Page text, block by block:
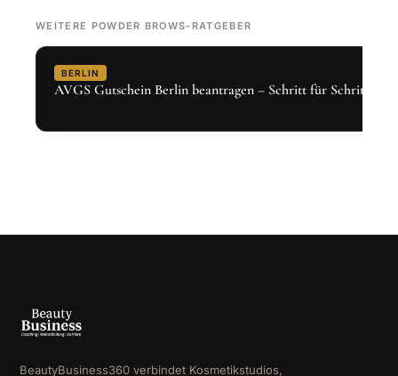
WEITERE POWDER BROWS-RATGEBER
BERLIN
AVGS Gutschein Berlin beantragen – Schritt für Schritt 2026
BeautyBusiness360 verbindet Kosmetikstudios,